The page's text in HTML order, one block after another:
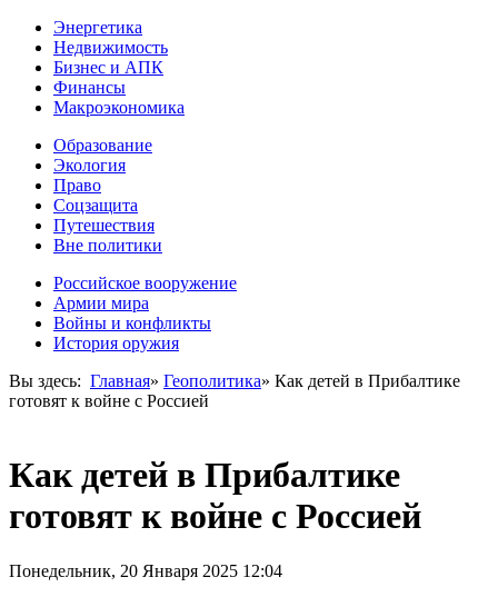
Энергетика
Недвижимость
Бизнес и АПК
Финансы
Макроэкономика
Образование
Экология
Право
Соцзащита
Путешествия
Вне политики
Российское вооружение
Армии мира
Войны и конфликты
История оружия
Вы здесь: Главная» Геополитика» Как детей в Прибалтике
готовят к войне с Россией
Как детей в Прибалтике
готовят к войне с Россией
Понедельник, 20 Января 2025 12:04